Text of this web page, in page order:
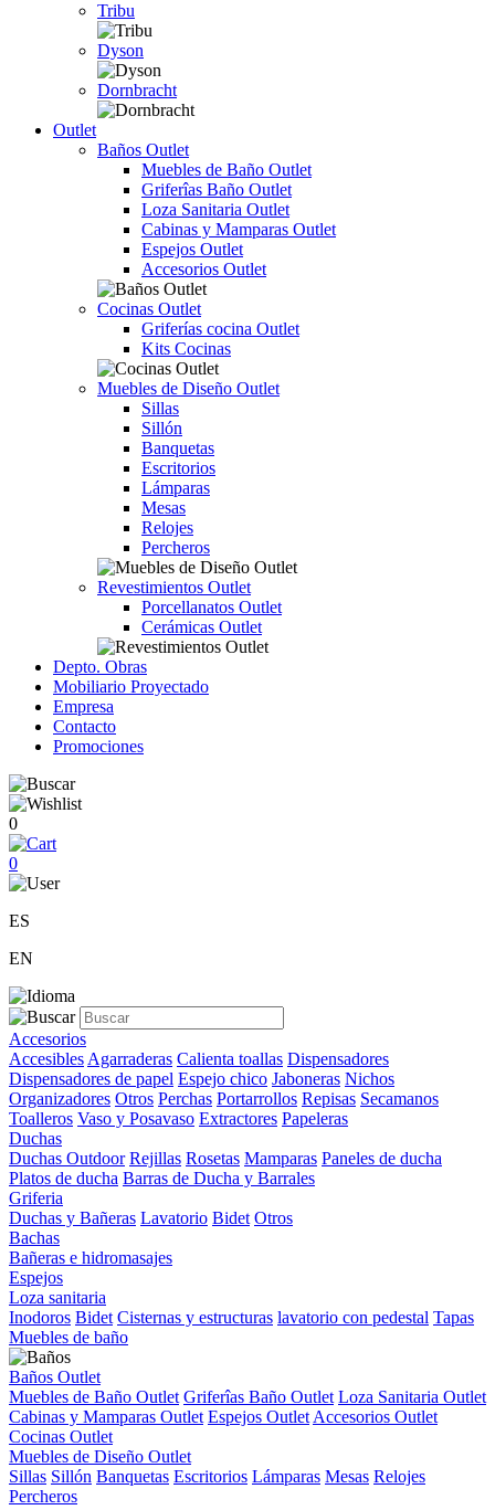
Tribu
Dyson
Dornbracht
Outlet
Baños Outlet
Muebles de Baño Outlet
Griferîas Baño Outlet
Loza Sanitaria Outlet
Cabinas y Mamparas Outlet
Espejos Outlet
Accesorios Outlet
Cocinas Outlet
Griferías cocina Outlet
Kits Cocinas
Muebles de Diseño Outlet
Sillas
Sillón
Banquetas
Escritorios
Lámparas
Mesas
Relojes
Percheros
Revestimientos Outlet
Porcellanatos Outlet
Cerámicas Outlet
Depto. Obras
Mobiliario Proyectado
Empresa
Contacto
Promociones
0
0
ES
EN
Accesorios
Accesibles Agarraderas Calienta toallas Dispensadores
Dispensadores de papel Espejo chico Jaboneras Nichos
Organizadores Otros Perchas Portarrollos Repisas Secamanos
Toalleros Vaso y Posavaso Extractores Papeleras
Duchas
Duchas Outdoor Rejillas Rosetas Mamparas Paneles de ducha
Platos de ducha Barras de Ducha y Barrales
Griferia
Duchas y Bañeras Lavatorio Bidet Otros
Bachas
Bañeras e hidromasajes
Espejos
Loza sanitaria
Inodoros Bidet Cisternas y estructuras lavatorio con pedestal Tapas
Muebles de baño
Baños Outlet
Muebles de Baño Outlet Griferîas Baño Outlet Loza Sanitaria Outlet
Cabinas y Mamparas Outlet Espejos Outlet Accesorios Outlet
Cocinas Outlet
Muebles de Diseño Outlet
Sillas Sillón Banquetas Escritorios Lámparas Mesas Relojes
Percheros